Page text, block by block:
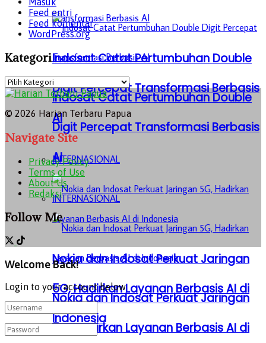
Indosat Catat Pertumbuhan Double
Digit Percepat Transformasi Berbasis
AI
INTERNASIONAL
Nokia dan Indosat Perkuat Jaringan
5G, Hadirkan Layanan Berbasis AI di
Indonesia
Indosat Catat Pertumbuhan Double
Digit Percepat Transformasi Berbasis
AI
INTERNASIONAL
Nokia dan Indosat Perkuat Jaringan
5G, Hadirkan Layanan Berbasis AI di
Feed entri
Feed komentar
WordPress.org
Kategori
Kategori
© 2026 Harian Terbaru Papua
Navigate Site
Privacy Policy
Terms of Use
About Us
Redaksi
Follow Me
Welcome Back!
Login to your account below